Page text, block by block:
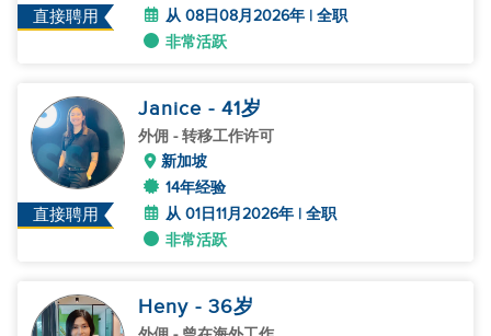
直接聘用
从 08日08月2026年 | 全职
非常活跃
直接聘用
Janice - 41岁
外佣 - 转移工作许可
新加坡
14年经验
从 01日11月2026年 | 全职
非常活跃
Heny - 36岁